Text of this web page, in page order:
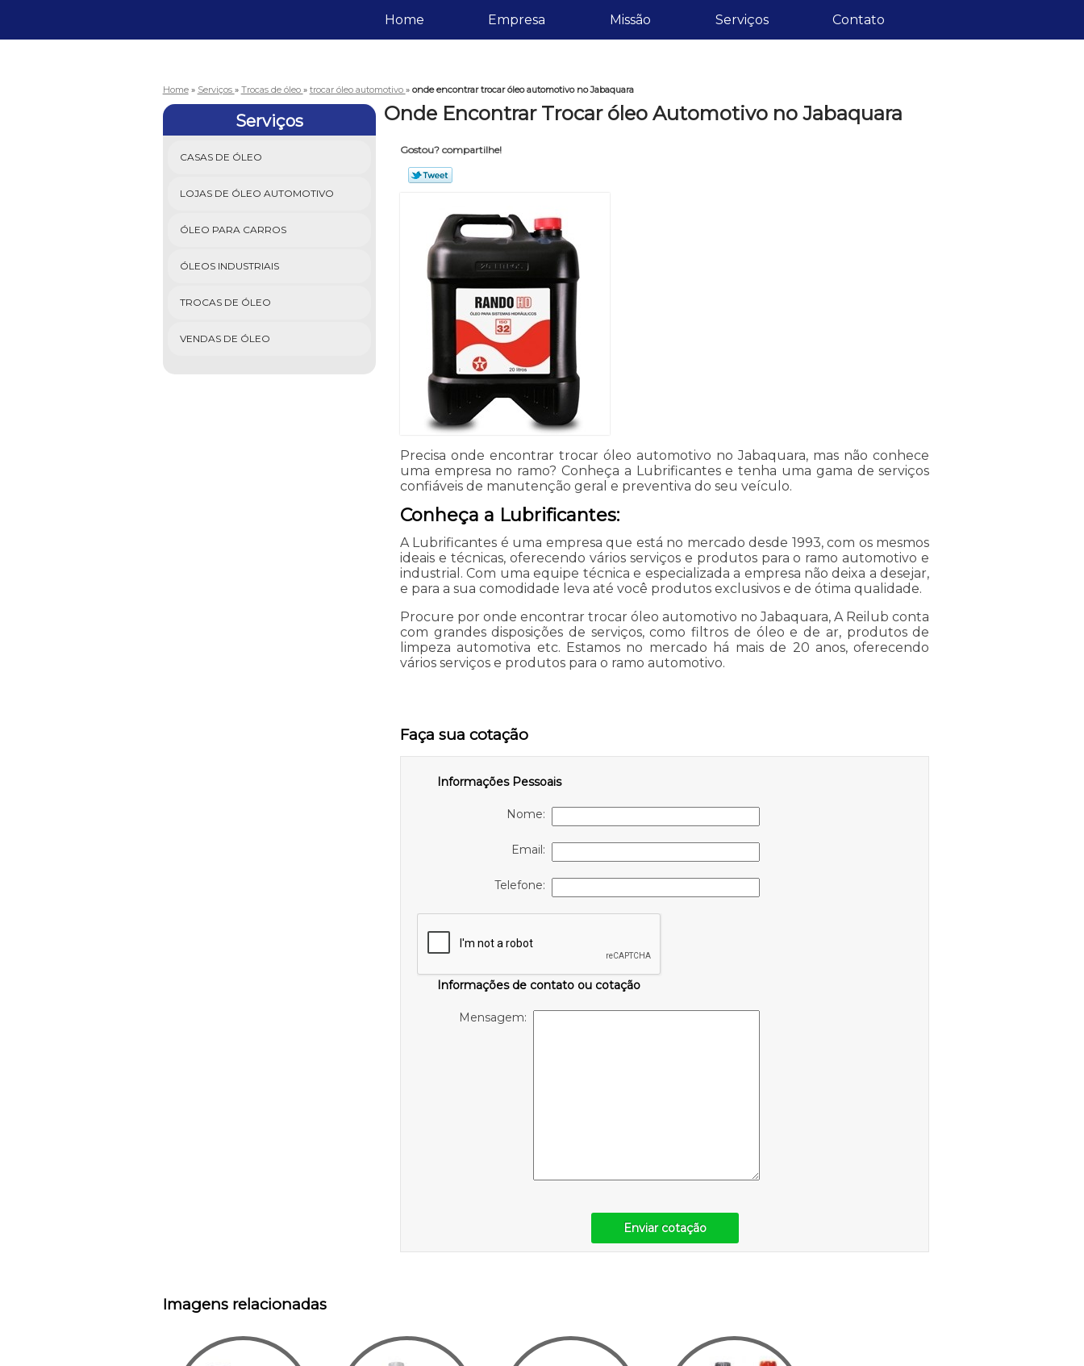
Home Empresa Missão Serviços Contato
Home » Serviços » Trocas de óleo » trocar óleo automotivo » onde encontrar trocar óleo automotivo no Jabaquara
Serviços
CASAS DE ÓLEO
LOJAS DE ÓLEO AUTOMOTIVO
ÓLEO PARA CARROS
ÓLEOS INDUSTRIAIS
TROCAS DE ÓLEO
VENDAS DE ÓLEO
Onde Encontrar Trocar óleo Automotivo no Jabaquara
Gostou? compartilhe!
Precisa onde encontrar trocar óleo automotivo no Jabaquara, mas não conhece
uma empresa no ramo? Conheça a Lubrificantes e tenha uma gama de serviços
confiáveis de manutenção geral e preventiva do seu veículo.
Conheça a Lubrificantes:
A Lubrificantes é uma empresa que está no mercado desde 1993, com os mesmos
ideais e técnicas, oferecendo vários serviços e produtos para o ramo automotivo e
industrial. Com uma equipe técnica e especializada a empresa não deixa a desejar,
e para a sua comodidade leva até você produtos exclusivos e de ótima qualidade.
Procure por onde encontrar trocar óleo automotivo no Jabaquara, A Reilub conta
com grandes disposições de serviços, como filtros de óleo e de ar, produtos de
limpeza automotiva etc. Estamos no mercado há mais de 20 anos, oferecendo
vários serviços e produtos para o ramo automotivo.
Faça sua cotação
Informações Pessoais
Nome:
Email:
Telefone:
Informações de contato ou cotação
Mensagem:
Enviar cotação
Imagens relacionadas